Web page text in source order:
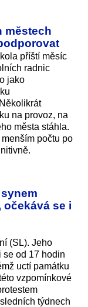
městech
příští měsíc
radnic
jako
na provoz, na
města stáhla.
počtu po
se i
(SL). Jeho
se od 17 hodin
uctí památku
vzpomínkové
týdnech